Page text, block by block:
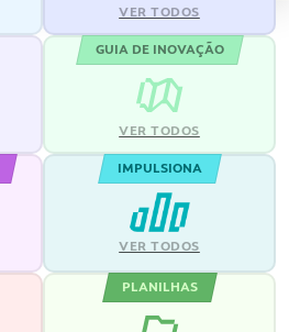
VER TODOS
GUIA DE INOVAÇÃO
VER TODOS
IMPULSIONA
VER TODOS
PLANILHAS